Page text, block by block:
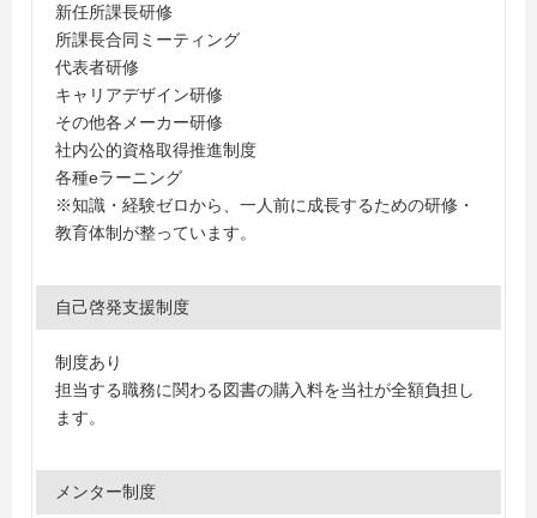
新任所課長研修
所課長合同ミーティング
代表者研修
キャリアデザイン研修
その他各メーカー研修
社内公的資格取得推進制度
各種eラーニング
※知識・経験ゼロから、一人前に成長するための研修・
教育体制が整っています。
自己啓発支援制度
制度あり
担当する職務に関わる図書の購入料を当社が全額負担し
ます。
メンター制度